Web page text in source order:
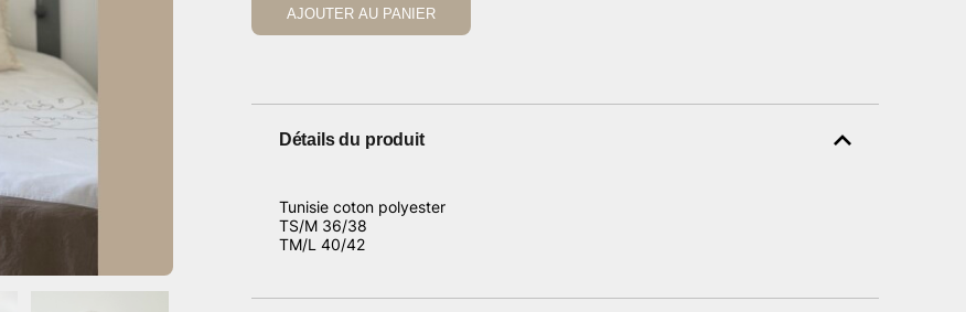
AJOUTER AU PANIER
Détails du produit
Tunisie coton polyester
TS/M 36/38
TM/L 40/42